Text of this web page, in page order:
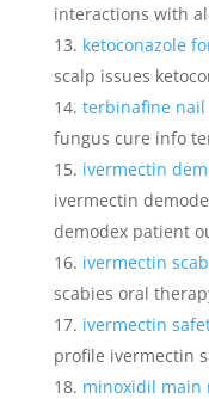
interactions with
ketoconazole
scalp issues
terbinafine
fungus cure info
ivermectin
ivermectin
demodex patient
ivermectin
scabies oral
ivermectin
profile ivermectin
minoxidil main